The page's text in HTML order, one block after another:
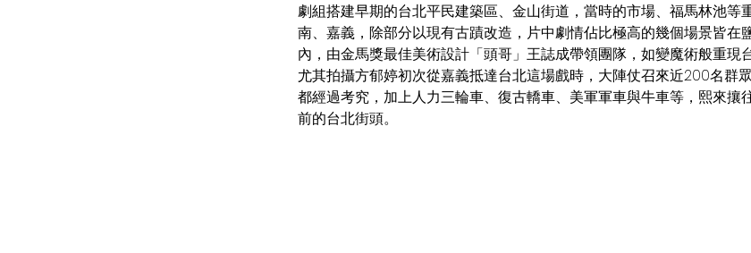
劇組搭建早期的台北平民建築區、金山街道，當時的市場、福馬林池等
南、嘉義，除部分以現有古蹟改造，片中劇情佔比極高的幾個場景皆在
內，由金馬獎最佳美術設計「頭哥」王誌成帶領團隊，如變魔術般重現
尤其拍攝方郁婷初次從嘉義抵達台北這場戲時，大陣仗召來近200名群
都經過考究，加上人力三輪車、復古轎車、美軍軍車與牛車等，熙來攘
前的台北街頭。